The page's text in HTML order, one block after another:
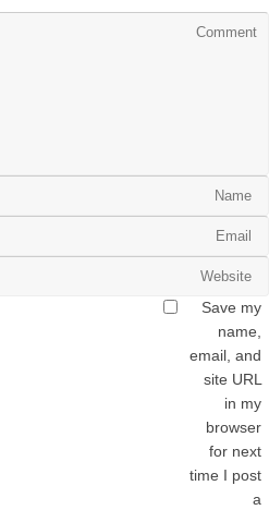
Save my
name,
email, and
site URL
in my
browser
for next
time I post
a